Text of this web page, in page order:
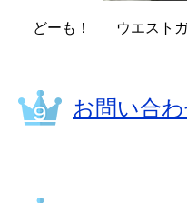
どーも！ ウエストガ
お問い合